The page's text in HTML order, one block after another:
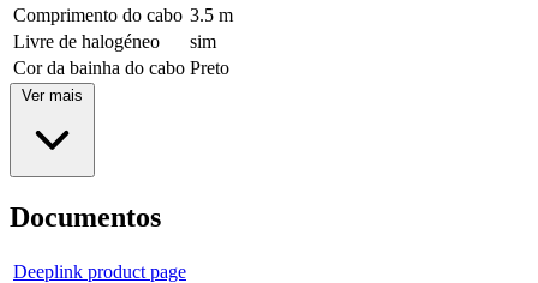
Comprimento do cabo 3.5 m
Livre de halogéneo
sim
Cor da bainha do cabo Preto
Ver mais
Documentos
Deeplink product page